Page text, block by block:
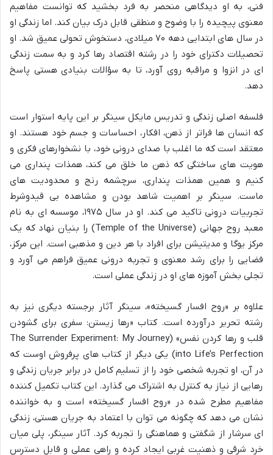
فنی، به او دیدگاهی منحصر به فرد بخشید که توانست مفاهیم
معنوی پیچیده را با وضوح و منطقی قابل درک بیان کند. اما زندگی او
در سال های ابتدایی دهه ۷۰ میلادی، دستخوش تحولی عمیق شد. او
تحصیلات دکترای خود را در رشته اقتصاد رها کرد و به سمت زندگی
ای در انزوا و مراقبه روی آورد، تا به سؤالات بنیادی هستی پاسخ
دهد.
فلسفه اصلی زندگی و تدریس مایکل سینگر بر این پایه استوار است
که انسان ها فراتر از ذهن، افکار، احساسات و جسم خود هستند. او
معتقد است که ما اغلب با صدای درونی خود، با نشخوارهای فکری و
هویت های ساختگی که ذهن ما خلق می کند، همذات پنداری می
کنیم و همین همذات پنداری، سرچشمه رنج و محدودیت های
ماست. سینگر بر اهمیت شاهد بودن و مشاهده بی قیدوشرط
تجربیات درونی تاکید می کند. او در سال ۱۹۷۵، موسسه ای به نام
معبد روح جهانی (Temple of the Universe) را بنیان نهاد که یک
مرکز یوگا و مدیتیشن برای افراد با هر دین و مذهبی است. این مرکز،
فضایی را برای رشد معنوی و تجربه درونی عمیق فراهم می آورد و
تجلی بخش آموزه های او در زندگی عملی است.
علاوه بر «روح افسار گسیخته»، سینگر آثار برجسته دیگری نیز به
رشته تحریر درآورده است. کتاب «رها زیستن: سفری برای گشودن
قلب و رها کردن نفس» (The Surrender Experiment: My Journey
into Life’s Perfection) یکی دیگر از کتاب های پرفروش اوست که
در آن، او تجربه شخصی خود را از تسلیم کامل در برابر جریان زندگی و
رهایی از نیاز به کنترل به اشتراک می گذارد. این کتاب تکمیل کننده
مفاهیم مطرح شده در «روح افسار گسیخته» است و به خواننده
نشان می دهد که چگونه می توان با اعتماد به جریان هستی، زندگی
ای سرشار از شگفتی و هماهنگی را تجربه کرد. آثار سینگر، پلی میان
خرد شرقی و ذهنیت غربی ایجاد کرده و راهی عملی و قابل دسترس